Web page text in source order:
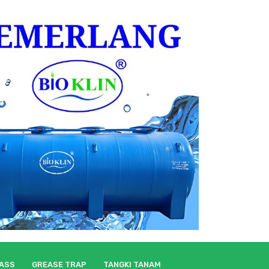
GREASE TRAP TANGKI TANAM